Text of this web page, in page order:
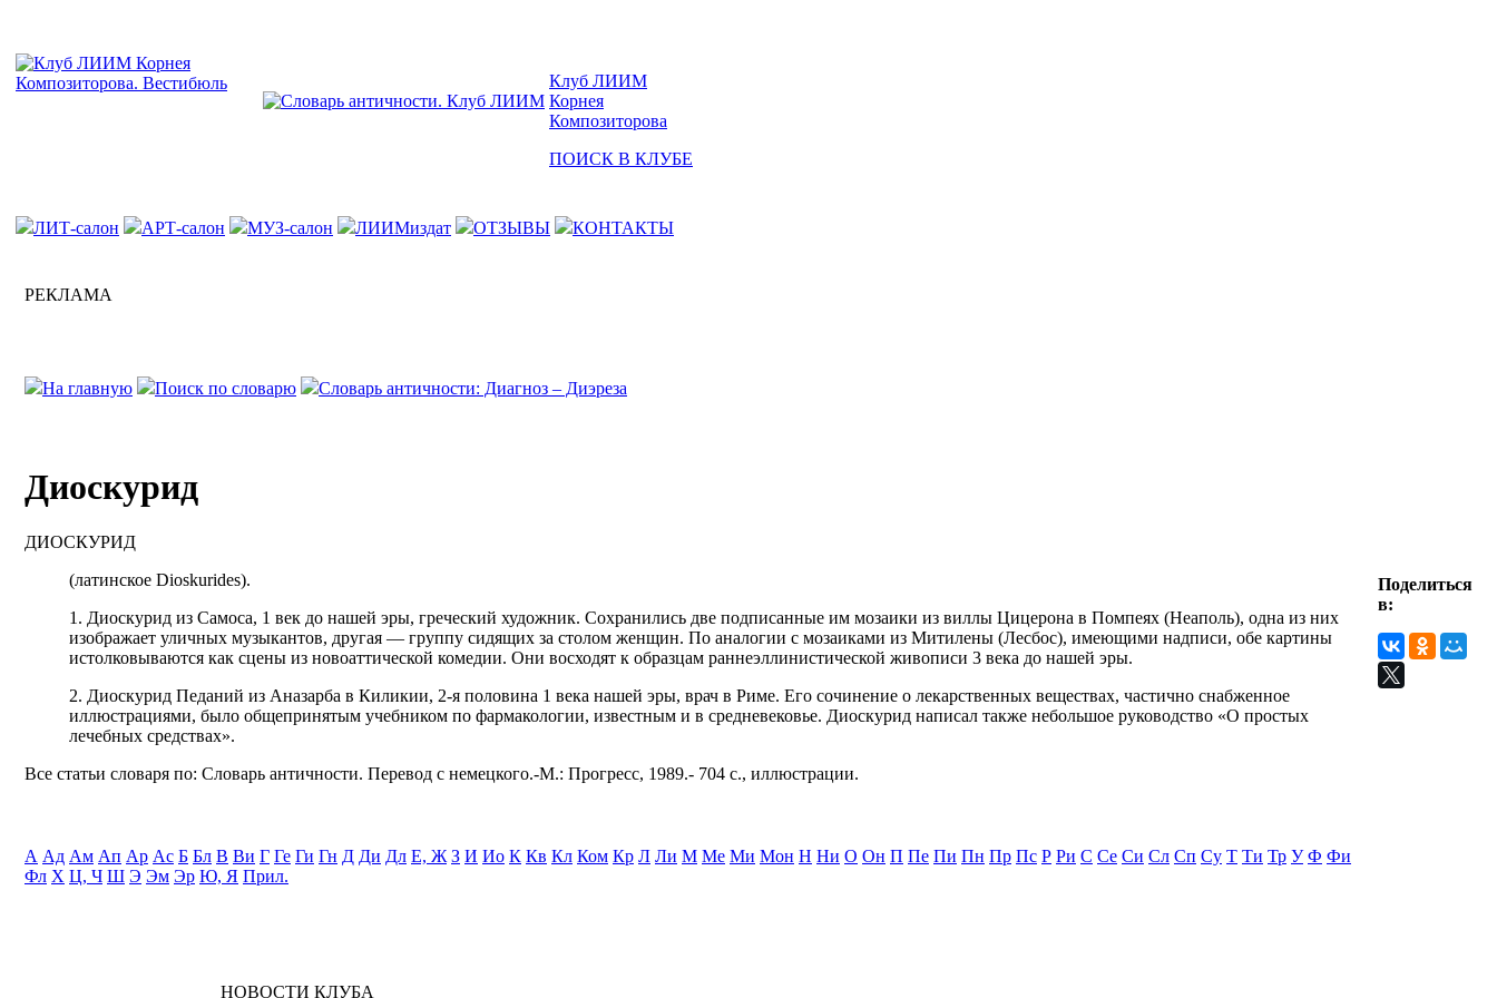
Клуб ЛИИМ
Корнея
Композиторова
ПОИСК В КЛУБЕ
ЛИТ-салон АРТ-салон МУЗ-салон ЛИИМиздат ОТЗЫВЫ КОНТАКТЫ
РЕКЛАМА
На главную Поиск по словарю Словарь античности: Диагноз – Диэреза
Диоскурид
ДИОСКУРИД
(латинское Dioskurides).
1. Диоскурид из Самоса, 1 век до нашей эры, греческий художник. Сохранились две подписанные им мозаики из виллы Цицерона в Помпеях (Неаполь), одна из них
изображает уличных музыкантов, другая — группу сидящих за столом женщин. По аналогии с мозаиками из Митилены (Лесбос), имеющими надписи, обе картины
истолковываются как сцены из новоаттической комедии. Они восходят к образцам раннеэллинистической живописи 3 века до нашей эры.
2. Диоскурид Педаний из Аназарба в Киликии, 2-я половина 1 века нашей эры, врач в Риме. Его сочинение о лекарственных веществах, частично снабженное
иллюстрациями, было общепринятым учебником по фармакологии, известным и в средневековье. Диоскурид написал также небольшое руководство «О простых
лечебных средствах».
Все статьи словаря по: Словарь античности. Перевод с немецкого.-М.: Прогресс, 1989.- 704 с., иллюстрации.
А Ад Ам Ап Ар Ас Б Бл В Ви Г Ге Ги Гн Д Ди Дл Е, Ж З И Ио К Кв Кл Ком Кр Л Ли М Ме Ми Мон Н Ни О Он П Пе Пи Пн Пр Пс Р Ри С Се Си Сл Сп Су Т Ти Тр У Ф Фи
Фл Х Ц, Ч Ш Э Эм Эр Ю, Я Прил.
Поделиться
в:
НОВОСТИ КЛУБА